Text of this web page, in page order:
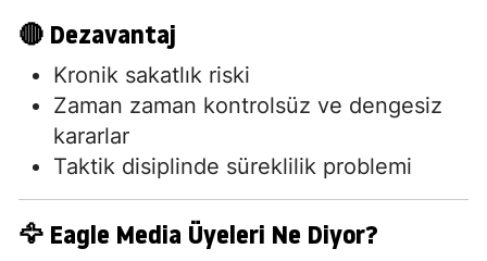
🔴 Dezavantaj
Kronik sakatlık riski
Zaman zaman kontrolsüz ve dengesiz
kararlar
Taktik disiplinde süreklilik problemi
🦅 Eagle Media Üyeleri Ne Diyor?